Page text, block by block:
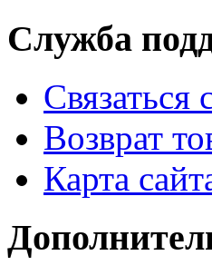
Служба
Связаться
Возврат
Карта